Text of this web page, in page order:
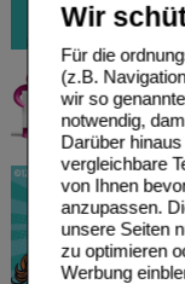
Wir
Für die
(z.B.
wir so
notwendig,
Darüber
vergleichbare
von Ihnen
anzupassen.
unsere Seiten
zu optimieren
Werbung